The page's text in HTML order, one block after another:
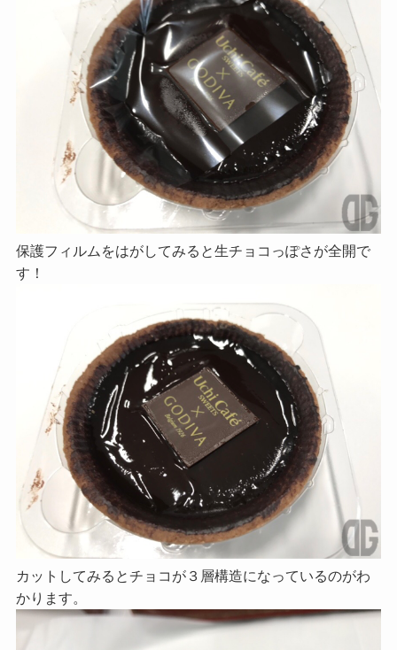
保護フィルムをはがしてみると生チョコっぽさが全開で
す！
カットしてみるとチョコが３層構造になっているのがわ
かります。